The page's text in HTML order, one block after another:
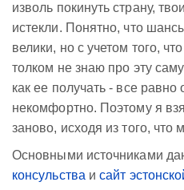
изволь покинуть страну,
истекли. Понятно, что
велики, но с учетом того,
толком не знаю про эту
как ее получать - все равно
некомфортно. Поэтому я
заново, исходя из того, что
Основными источниками
консульства исайт